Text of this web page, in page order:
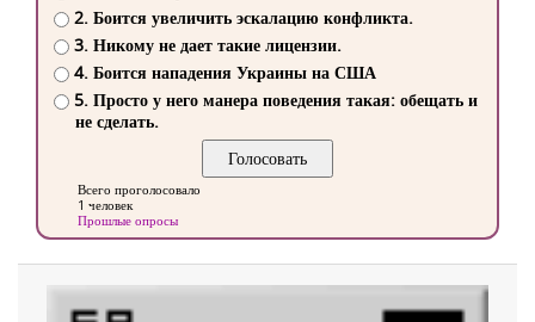
2. Боится увеличить эскалацию конфликта.
3. Никому не дает такие лицензии.
4. Боится нападения Украины на США
5. Просто у него манера поведения такая: обещать и
не сделать.
Всего проголосовало
1 человек
Прошлые опросы